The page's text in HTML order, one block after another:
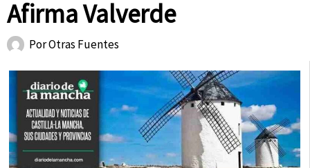
Afirma Valverde
PorOtras Fuentes